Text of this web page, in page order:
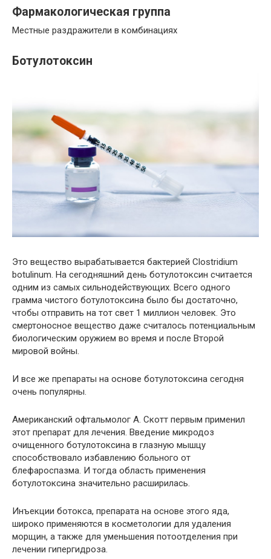
Фармакологическая группа
Местные раздражители в комбинациях
Ботулотоксин
Это вещество вырабатывается бактерией Clostridium
botulinum. На сегодняшний день ботулотоксин считается
одним из самых сильнодействующих. Всего одного
грамма чистого ботулотоксина было бы достаточно,
чтобы отправить на тот свет 1 миллион человек. Это
смертоносное вещество даже считалось потенциальным
биологическим оружием во время и после Второй
мировой войны.
И все же препараты на основе ботулотоксина сегодня
очень популярны.
Американский офтальмолог А. Скотт первым применил
этот препарат для лечения. Введение микродоз
очищенного ботулотоксина в глазную мышцу
способствовало избавлению больного от
блефароспазма. И тогда область применения
ботулотоксина значительно расширилась.
Инъекции ботокса, препарата на основе этого яда,
широко применяются в косметологии для удаления
морщин, а также для уменьшения потоотделения при
лечении гипергидроза.